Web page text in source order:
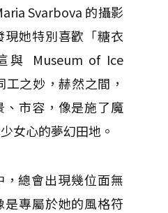
Svarbova 的攝影
她特別喜歡「糖衣
與 Museum of Ice
之妙，赫然之間，
、市容，像是施了魔
女心的夢幻田地。
，總會出現幾位面無
專屬於她的風格符